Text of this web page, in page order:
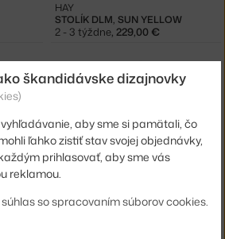
STOLÍK DLM, SUN YELLOW
HAY
2 - 3 týždne, 229,00 €
STOLÍK DLM, DEEP BLUE
HAY
škandidávske dizajnovky
aby sme si pamätali, čo
ľahko zistiť stav svojej objednávky,
prihlasovať, aby sme vás
reklamou.
so spracovaním súborov cookies.